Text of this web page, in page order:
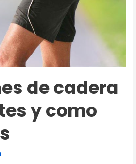
de cadera
y como